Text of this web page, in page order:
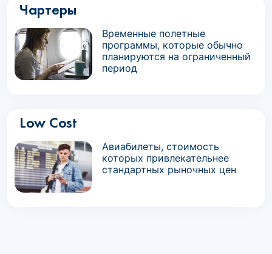
Чартеры
Временные полетные
программы, которые обычно
планируются на ограниченный
период
Low Cost
Авиабилеты, стоимость
которых привлекательнее
стандартных рыночных цен